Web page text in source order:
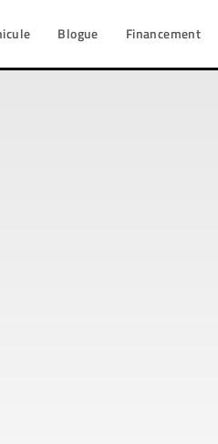
Blogue Financement